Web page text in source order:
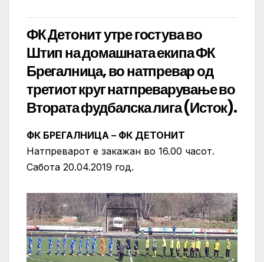
ФК Детонит утре гостува во
Штип на домашната екипа ФК
Брегалница, во натпревар од
третиот круг натпреварување во
Втората фудбалска лига (Исток).
ФК БРЕГАЛНИЦА – ФК ДЕТОНИТ
Натпреварот е закажан во 16.00 часот.
Сабота 20.04.2019 год.